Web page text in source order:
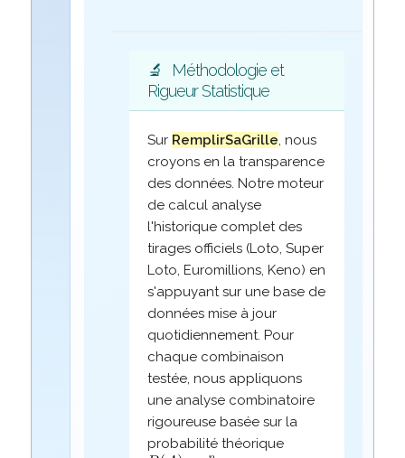
🔬
Méthodologie et
Rigueur Statistique
Sur RemplirSaGrille, nous
croyons en la transparence
des données. Notre moteur
de calcul analyse
l'historique complet des
tirages officiels (Loto, Super
Loto, Euromillions, Keno) en
s'appuyant sur une base de
données mise à jour
quotidiennement. Pour
chaque combinaison
testée, nous appliquons
une analyse combinatoire
rigoureuse basée sur la
probabilité théorique